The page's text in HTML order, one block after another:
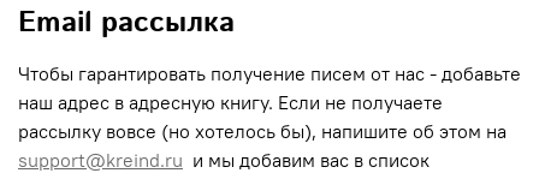
Email рассылка
Чтобы гарантировать получение писем от нас - добавьте
наш адрес в адресную книгу. Если не получаете
рассылку вовсе (но хотелось бы), напишите об этом на
support@kreind.ru и мы добавим вас в список